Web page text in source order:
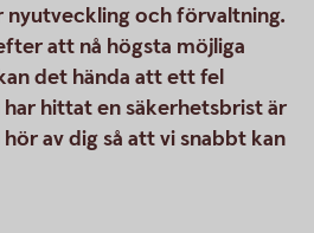
nyutveckling och förvaltning.
att nå högsta möjliga
det hända att ett fel
har hittat en säkerhetsbrist är
av dig så att vi snabbt kan